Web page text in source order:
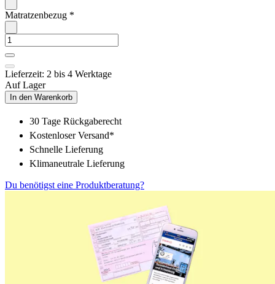
Matratzenbezug *
Lieferzeit: 2 bis 4 Werktage
Auf Lager
In den Warenkorb
30 Tage Rückgaberecht
Kostenloser Versand*
Schnelle Lieferung
Klimaneutrale Lieferung
Du benötigst eine Produktberatung?